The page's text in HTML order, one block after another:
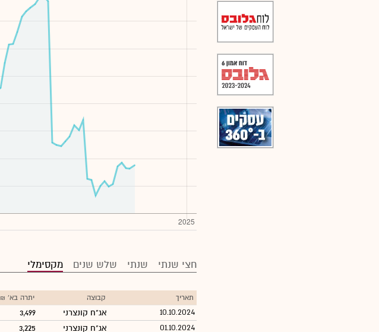
חצי שנתי שנתי שלש שנים מקסימלי
תאריך קבוצה יתרה בא' ₪
10.10.2024 אג"ח קונצרני 3,499
01.10.2024 אג"ח קונצרני 3,225